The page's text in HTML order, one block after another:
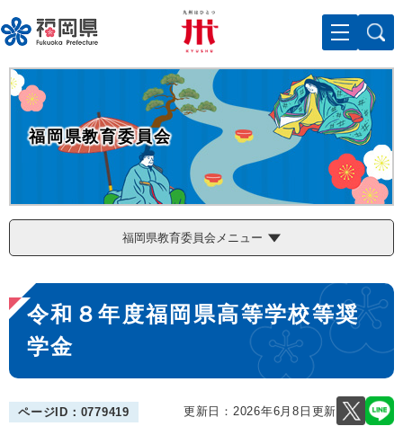
ー
ジ
の
先
メニューを飛ばして本文へ
福岡県教育委員会
福岡県教育委員会メニュー
本
文
令和８年度福岡県高等学校等奨
学金
ページID：0779419 更新日：2026年6月8日更新